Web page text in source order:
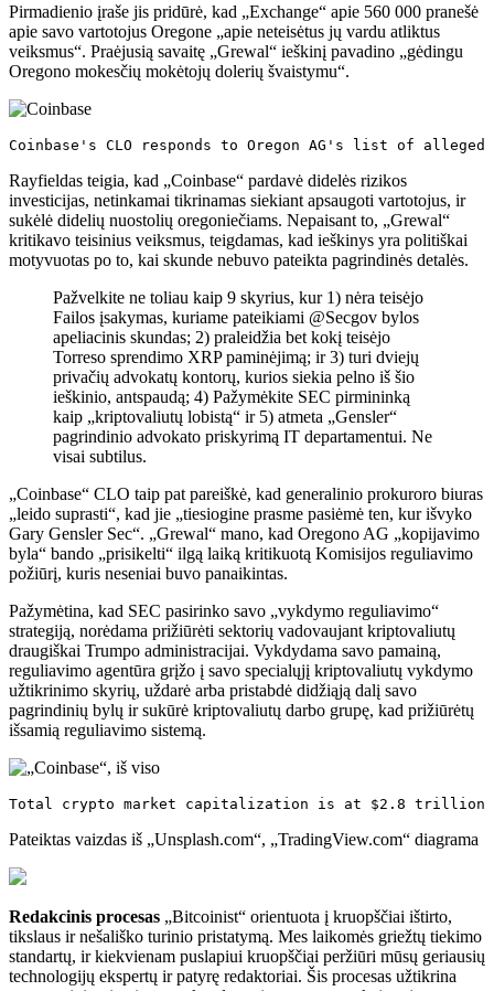
Pirmadienio įraše jis pridūrė, kad „Exchange“ apie 560 000 pranešė
apie savo vartotojus Oregone „apie neteisėtus jų vardu atliktus
veiksmus“. Praėjusią savaitę „Grewal“ ieškinį pavadino „gėdingu
Oregono mokesčių mokėtojų dolerių švaistymu“.
Coinbase's CLO responds to Oregon AG's list of
Rayfieldas teigia, kad „Coinbase“ pardavė didelės rizikos
investicijas, netinkamai tikrinamas siekiant apsaugoti vartotojus, ir
sukėlė didelių nuostolių oregoniečiams. Nepaisant to, „Grewal“
kritikavo teisinius veiksmus, teigdamas, kad ieškinys yra politiškai
motyvuotas po to, kai skunde nebuvo pateikta pagrindinės detalės.
Pažvelkite ne toliau kaip 9 skyrius, kur 1) nėra teisėjo
Failos įsakymas, kuriame pateikiami @Secgov bylos
apeliacinis skundas; 2) praleidžia bet kokį teisėjo
Torreso sprendimo XRP paminėjimą; ir 3) turi dviejų
privačių advokatų kontorų, kurios siekia pelno iš šio
ieškinio, antspaudą; 4) Pažymėkite SEC pirmininką
kaip „kriptovaliutų lobistą“ ir 5) atmeta „Gensler“
pagrindinio advokato priskyrimą IT departamentui. Ne
visai subtilus.
„Coinbase“ CLO taip pat pareiškė, kad generalinio prokuroro biuras
„leido suprasti“, kad jie „tiesiogine prasme pasiėmė ten, kur išvyko
Gary Gensler Sec“. „Grewal“ mano, kad Oregono AG „kopijavimo
byla“ bando „prisikelti“ ilgą laiką kritikuotą Komisijos reguliavimo
požiūrį, kuris neseniai buvo panaikintas.
Pažymėtina, kad SEC pasirinko savo „vykdymo reguliavimo“
strategiją, norėdama prižiūrėti sektorių vadovaujant kriptovaliutų
draugiškai Trumpo administracijai. Vykdydama savo pamainą,
reguliavimo agentūra grįžo į savo specialųjį kriptovaliutų vykdymo
užtikrinimo skyrių, uždarė arba pristabdė didžiąją dalį savo
pagrindinių bylų ir sukūrė kriptovaliutų darbo grupę, kad prižiūrėtų
išsamią reguliavimo sistemą.
Total crypto market capitalization is at $2.8 trillion in
Pateiktas vaizdas iš „Unsplash.com“, „TradingView.com“ diagrama
Redakcinis procesas „Bitcoinist“ orientuota į kruopščiai ištirto,
tikslaus ir nešališko turinio pristatymą. Mes laikomės griežtų tiekimo
standartų, ir kiekvienam puslapiui kruopščiai peržiūri mūsų geriausių
technologijų ekspertų ir patyrę redaktoriai. Šis procesas užtikrina